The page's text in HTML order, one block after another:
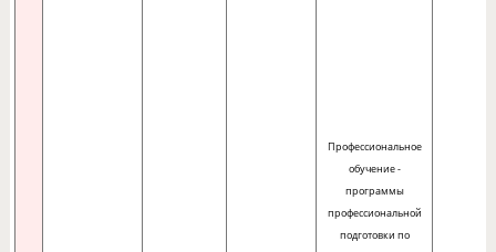
Профессиональное
обучение -
программы
профессиональной
подготовки по